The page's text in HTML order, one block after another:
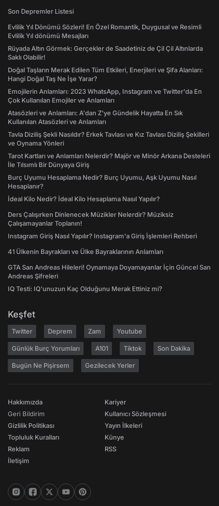
Son Depremler Listesi
Evlilik Yıl Dönümü Sözleri! En Özel Romantik, Duygusal ve Resimli
Evlilik Yıl dönümü Mesajları
Rüyada Altın Görmek: Gerçekler de Saadetiniz de Çil Çil Altınlarda
Saklı Olabilir!
Doğal Taşların Merak Edilen Tüm Etkileri, Enerjileri ve Şifa Alanları:
Hangi Doğal Taş Ne İşe Yarar?
Emojilerin Anlamları: 2023 WhatsApp, Instagram ve Twitter'da En
Çok Kullanılan Emojiler ve Anlamları
Atasözleri ve Anlamları: A'dan Z'ye Gündelik Hayatta En Sık
Kullanılan Atasözleri ve Anlamları
Tavla Diziliş Şekli Nasıldır? Erkek Tavlası ve Kız Tavlası Diziliş Şekilleri
ve Oynama Yönleri
Tarot Kartları ve Anlamları Nelerdir? Majör ve Minör Arkana Desteleri
İle Tılsımlı Bir Dünyaya Giriş
Burç Uyumu Hesaplama Nedir? Burç Uyumu, Aşk Uyumu Nasıl
Hesaplanır?
İdeal Kilo Nedir? İdeal Kilo Hesaplama Nasıl Yapılır?
Ders Çalışırken Dinlenecek Müzikler Nelerdir? Müziksiz
Çalışamayanlar Toplanın!
Instagram Giriş Nasıl Yapılır? Instagram'a Giriş İşlemleri Rehberi
41 Ülkenin Bayrakları ve Ülke Bayraklarının Anlamları
GTA San Andreas Hileleri! Oynamaya Doyamayanlar İçin Güncel San
Andreas Şifreleri
IQ Testi: IQ'unuzun Kaç Olduğunu Merak Ettiniz mi?
Keşfet
Twitter Deprem Zam Youtube
Günlük Burç Yorumları A101 Tiktok Son Dakika
Bugün Ne Pişirsem Gezilecek Yerler
Hakkımızda
Geri Bildirim
Gizlilik Politikası
Topluluk Kuralları
Reklam
İletişim
Kariyer
Kullanıcı Sözleşmesi
Yayın İlkeleri
Künye
RSS